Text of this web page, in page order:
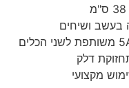
בעשב ושיחים
דלק
מקצועי